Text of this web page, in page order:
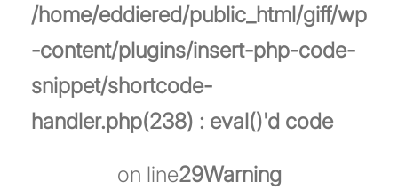
/home/eddiered/public_html/giff/wp
-content/plugins/insert-php-code-
snippet/shortcode-
handler.php(238) : eval()'d code
on line29Warning